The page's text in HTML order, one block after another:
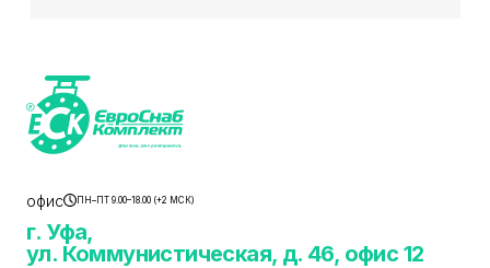
офис ПН–ПТ 9.00–18.00 (+2 МСК)
г. Уфа,
ул. Коммунистическая, д. 46, офис 12